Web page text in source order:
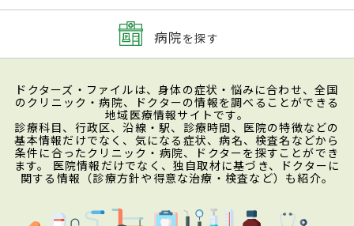
病院を探す
ドクターズ・ファイルは、身体の症状・悩みに合わせ、全国
のクリニック・病院、ドクターの情報を調べることができる
地域医療情報サイトです。
診療科目、行政区、沿線・駅、診療時間、医院の特徴などの
基本情報だけでなく、気になる症状、病名、検査名などから
条件に合ったクリニック・病院、ドクターを探すことができ
ます。 医院情報だけでなく、独自取材に基づき、ドクターに
関する情報（診療方針や得意な治療・検査など）も紹介。